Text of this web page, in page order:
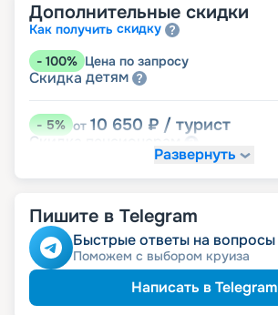
Дополнительные скидки
Как получить скидку
- 100% Цена по запросу
Скидка детям
-5% от 10 650 ₽ / турист
Скидка
Развернуть
Пишите в Telegram
Быстрые ответы на вопросы
Поможем с выбором круиза
Написать в Telegram